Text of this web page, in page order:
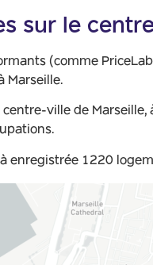
sur le
(comme
Marseille.
ville de
à enregistrée 1220